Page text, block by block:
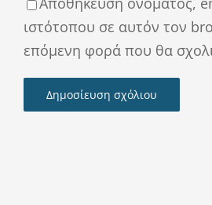
ιστότοπου σε αυτόν τον
επόμενη φορά που θα